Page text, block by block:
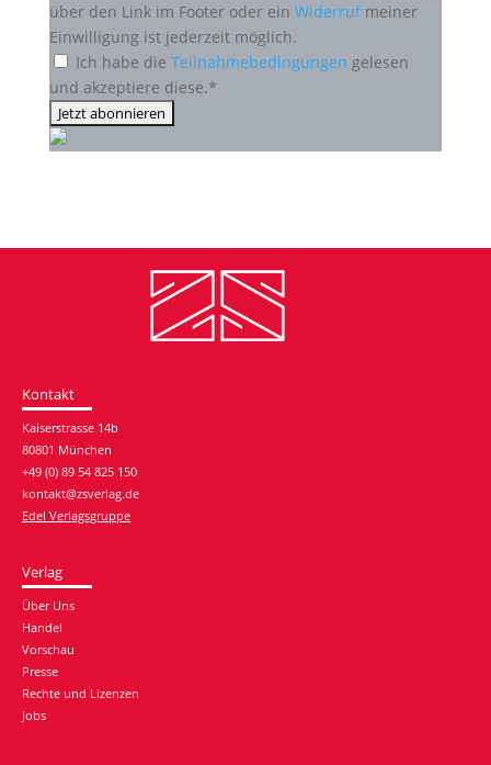
über den Link im Footer oder ein Widerrufmeiner
Einwilligung ist jederzeit möglich.
Ich habe die Teilnahmebedingungen gelesen
und akzeptiere diese.*
Kontakt
Kaiserstrasse 14b
80801 München
+49 (0) 89 54 825 150
kontakt@zsverlag.de
Edel Verlagsgruppe
Verlag
Über Uns
Handel
Vorschau
Presse
Rechte und Lizenzen
Jobs